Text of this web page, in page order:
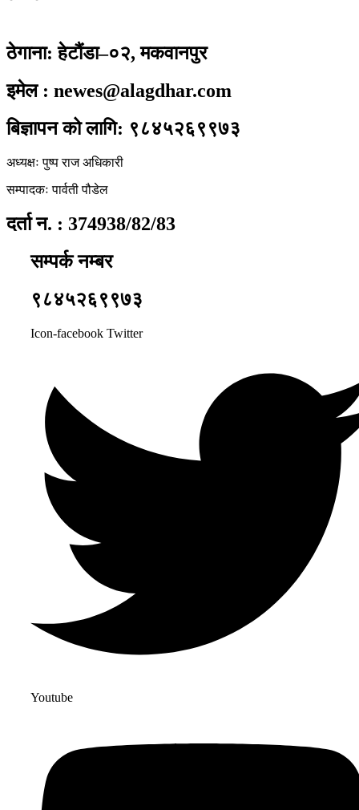
ठेगाना: हेटौंडा–०२, मकवानपुर
इमेल : newes@alagdhar.com
बिज्ञापन को लागि: ९८४५२६९९७३
अध्यक्षः पुष्प राज अधिकारी
सम्पादकः पार्वती पौडेल
दर्ता न. : 374938/82/83
सम्पर्क नम्बर
९८४५२६९९७३
Icon-facebook Twitter
Youtube